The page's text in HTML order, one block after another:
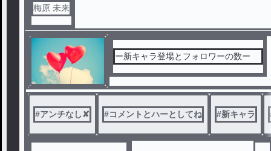
梅原 未来
ー新キャラ登場とフォロワーの数ー
#アンチなし✘ #コメントとハーとしてね #新キャラ